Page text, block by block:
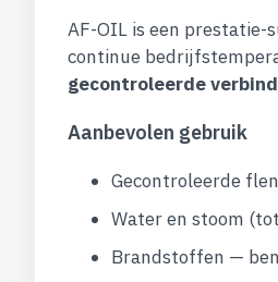
AF-OIL is een prestatie-
continue
gecontroleerde
Aanbevolen gebruik
Gecontroleerde
Water en stoom
Brandstoffen —